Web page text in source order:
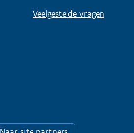
Veelgestelde vragen